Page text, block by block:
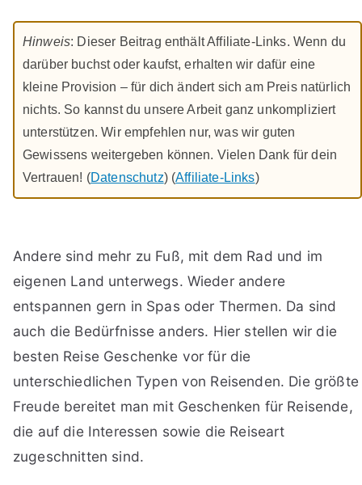
Hinweis: Dieser Beitrag enthält Affiliate-Links. Wenn du
darüber buchst oder kaufst, erhalten wir dafür eine
kleine Provision – für dich ändert sich am Preis natürlich
nichts. So kannst du unsere Arbeit ganz unkompliziert
unterstützen. Wir empfehlen nur, was wir guten
Gewissens weitergeben können. Vielen Dank für dein
Vertrauen! (Datenschutz) (Affiliate-Links)
Andere sind mehr zu Fuß, mit dem Rad und im
eigenen Land unterwegs. Wieder andere
entspannen gern in Spas oder Thermen. Da sind
auch die Bedürfnisse anders. Hier stellen wir die
besten Reise Geschenke vor für die
unterschiedlichen Typen von Reisenden. Die größte
Freude bereitet man mit Geschenken für Reisende,
die auf die Interessen sowie die Reiseart
zugeschnitten sind.